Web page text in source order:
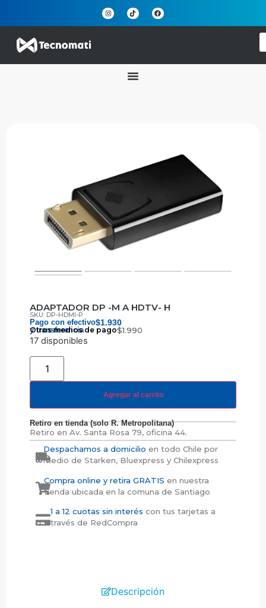
ADAPTADOR DP -M A HDTV- H
SKU: DP-HDMI-P
Pago con efectivo
y transferencia
$1.930
Otros medios de pago$1.990
17 disponibles
Agregar al carrito
Retiro en tienda (solo R. Metropolitana)
Retiro en Av. Santa Rosa 79, oficina 44.
Despachamos a domicilio en todo Chile por
medio de Starken, Bluexpress y Chilexpress
Compra online y retira GRATIS en nuestra
tienda ubicada en la comuna de Santiago
1 a 12 cuotas sin interés con tus tarjetas a
través de RedCompra
Descripción